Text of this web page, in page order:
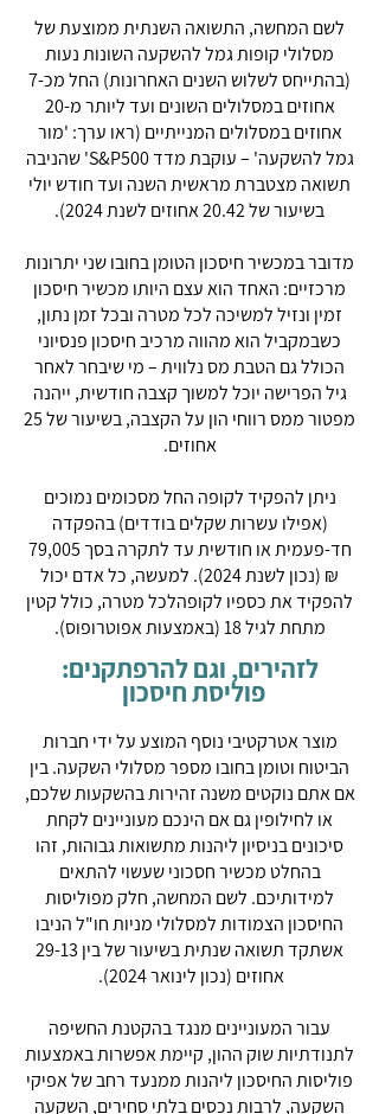
לשם המחשה, התשואה השנתית ממוצעת של
מסלולי קופות גמל להשקעה השונות נעות
(בהתייחס לשלוש השנים האחרונות) החל מכ-7
אחוזים במסלולים השונים ועד ליותר מ-20
אחוזים במסלולים המנייתיים (ראו ערך: 'מור
גמל להשקעה' – עוקבת מדד S&P500' שהניבה
תשואה מצטברת מראשית השנה ועד חודש יולי
בשיעור של 20.42 אחוזים לשנת 2024).
מדובר במכשיר חיסכון הטומן בחובו שני יתרונות
מרכזיים: האחד הוא עצם היותו מכשיר חיסכון
זמין ונזיל למשיכה לכל מטרה ובכל זמן נתון,
כשבמקביל הוא מהווה מרכיב חיסכון פנסיוני
הכולל גם הטבת מס נלווית – מי שיבחר לאחר
גיל הפרישה יוכל למשוך קצבה חודשית, ייהנה
מפטור ממס רווחי הון על הקצבה, בשיעור של 25
אחוזים.
ניתן להפקיד לקופה החל מסכומים נמוכים
(אפילו עשרות שקלים בודדים) בהפקדה
חד-פעמית או חודשית עד לתקרה בסך 79,005
₪ (נכון לשנת 2024). למעשה, כל אדם יכול
להפקיד את כספיו לקופהלכל מטרה, כולל קטין
מתחת לגיל 18 (באמצעות אפוטרופוס).
לזהירים, וגם להרפתקנים:
פוליסת חיסכון
מוצר אטרקטיבי נוסף המוצע על ידי חברות
הביטוח וטומן בחובו מספר מסלולי השקעה. בין
אם אתם נוקטים משנה זהירות בהשקעות שלכם,
או לחילופין גם אם הינכם מעוניינים לקחת
סיכונים בניסיון ליהנות מתשואות גבוהות, זהו
בהחלט מכשיר חסכוני שעשוי להתאים
למידותיכם. לשם המחשה, חלק מפוליסות
החיסכון הצמודות למסלולי מניות חו"ל הניבו
אשתקד תשואה שנתית בשיעור של בין 29-13
אחוזים (נכון לינואר 2024).
עבור המעוניינים מנגד בהקטנת החשיפה
לתנודתיות שוק ההון, קיימת אפשרות באמצעות
פוליסות החיסכון ליהנות ממנעד רחב של אפיקי
השקעה, לרבות נכסים בלתי סחירים, השקעה